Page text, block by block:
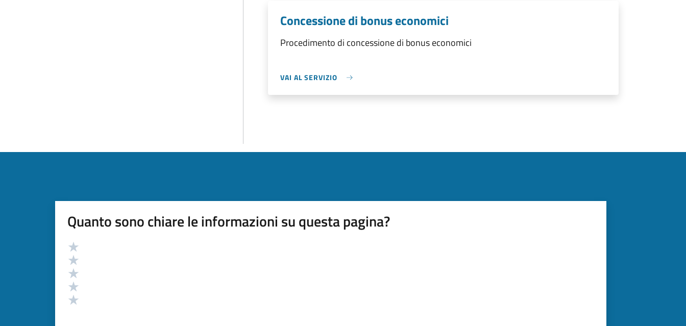
Concessione di bonus economici
Procedimento di concessione di bonus economici
VAI AL SERVIZIO
Quanto sono chiare le informazioni su questa pagina?
Valutazione